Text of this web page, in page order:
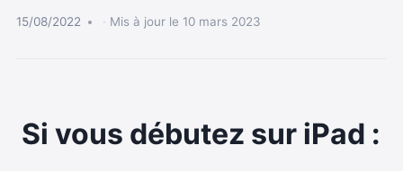
15/08/2022 Mis à jour le 10 mars 2023
Si vous débutez sur iPad :